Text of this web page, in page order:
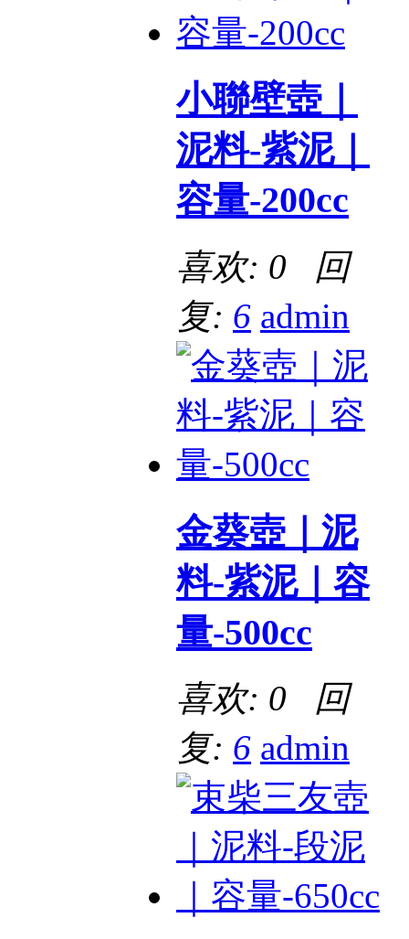
小聯壁壺｜
泥料-紫泥｜
容量-200cc
喜欢: 0 回
复: 6 admin
金葵壺｜泥
料-紫泥｜容
量-500cc
喜欢: 0 回
复: 6 admin